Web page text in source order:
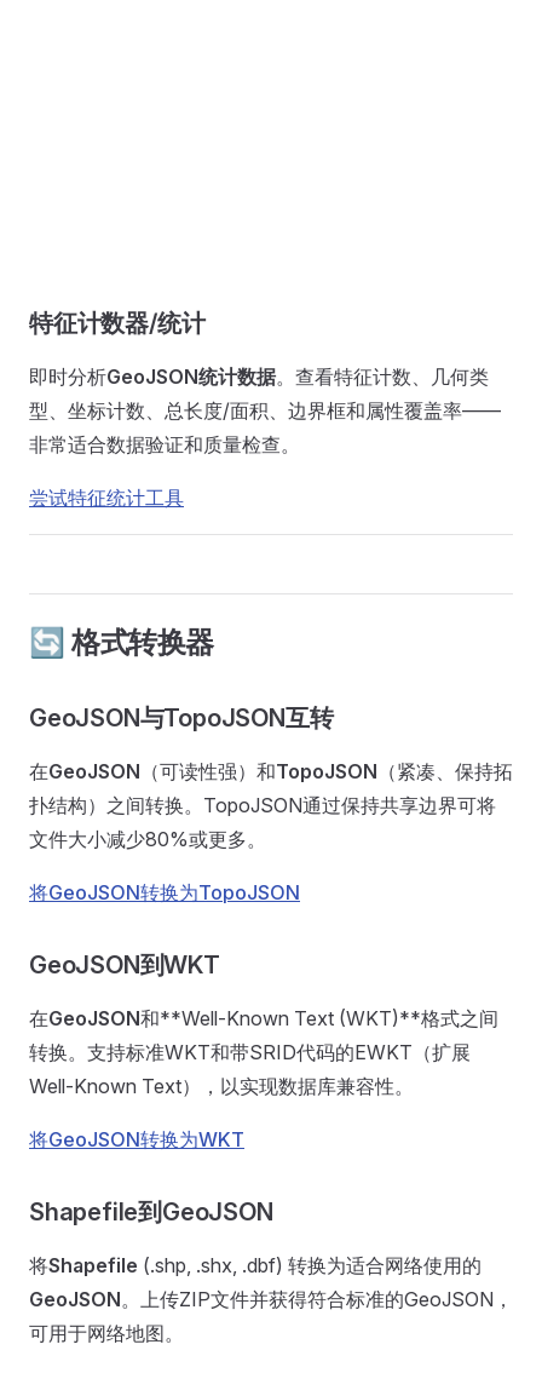
特征计数器/统计
即时分析GeoJSON统计数据。查看特征计数、几何类
型、坐标计数、总长度/面积、边界框和属性覆盖率——
非常适合数据验证和质量检查。
尝试特征统计工具
🔄 格式转换器
GeoJSON与TopoJSON互转
在GeoJSON （可读性强）和TopoJSON （紧凑、保持拓
扑结构）之间转换。TopoJSON通过保持共享边界可将
文件大小减少80%或更多。
将GeoJSON转换为TopoJSON
GeoJSON到WKT
在GeoJSON和**Well-Known Text (WKT)**格式之间
转换。支持标准WKT和带SRID代码的EWKT（扩展
Well-Known Text），以实现数据库兼容性。
将GeoJSON转换为WKT
Shapefile到GeoJSON
将Shapefile (.shp, .shx, .dbf) 转换为适合网络使用的
GeoJSON。上传ZIP文件并获得符合标准的GeoJSON，
可用于网络地图。